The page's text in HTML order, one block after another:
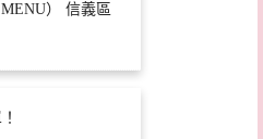
） 信義區